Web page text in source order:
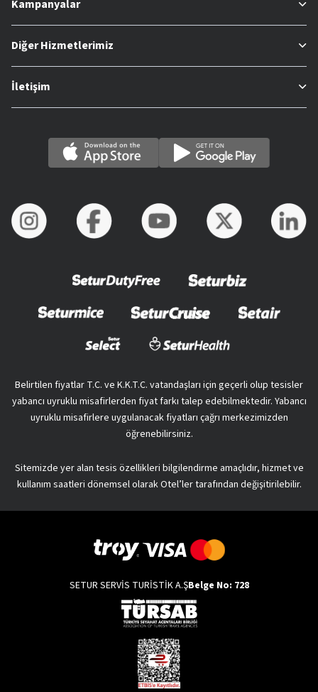
Kampanyalar
Diğer Hizmetlerimiz
İletişim
Belirtilen fiyatlar T.C. ve K.K.T.C. vatandaşları için geçerli olup tesisler
yabancı uyruklu misafirlerden fiyat farkı talep edebilmektedir. Yabancı
uyruklu misafirlere uygulanacak fiyatları çağrı merkezimizden
öğrenebilirsiniz.
Sitemizde yer alan tesis özellikleri bilgilendirme amaçlıdır, hizmet ve
kullanım saatleri dönemsel olarak Otel’ler tarafından değişitirilebilir.
SETUR SERVİS TURİSTİK A.ŞBelge No: 728